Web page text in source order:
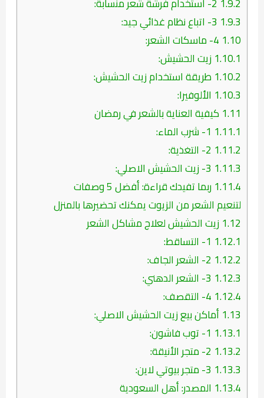
1.9.3
1.10
1.10.1 زيت الحشيش:
1.10.2 طريقة استخدام زيت الحشيش:
1.10.3 الألوفيرا:
1.11 كيفية العناية بالشعر في رمضان
1.11.1
1.11.2
1.11.3
1.11.4
ربما تفيدك قراءة: أفضل 5 وصفات
لتنعيم الشعر من الزيوت يمكنك تحضيرها بالمنزل
1.12 زيت الحشيش لعلاج مشاكل الشعر
1.12.1
1.12.2
1.12.3
1.12.4
1.13أماكن بيع زيت الحشيش الاصلي:
1.13.1
1.13.2
1.13.3
1.13.4 المصدر: أهل السعودية